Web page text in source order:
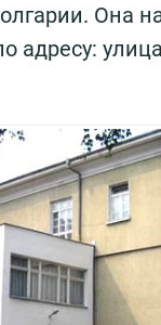
Она
адресу: